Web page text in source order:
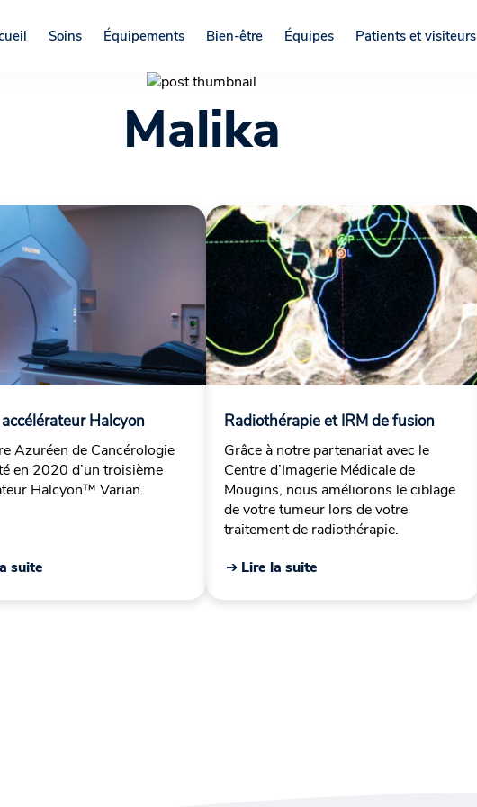
Soins Équipements Bien-être Équipes Patients et visiteurs
Malika
Halcyon
Azuréen de Cancérologie
en 2020 d’un troisième
Halcyon™ Varian.
suite
Radiothérapie et IRM de fusion
Grâce à notre partenariat avec le
Centre d’Imagerie Médicale de
Mougins, nous améliorons le ciblage
de votre tumeur lors de votre
traitement de radiothérapie.
➔ Lire la suite